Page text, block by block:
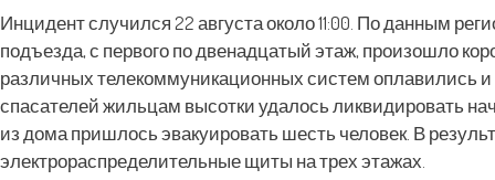
Инцидент случился 22 августа около 11:00. По данным
подъезда, с первого по двенадцатый этаж, произошло
различных телекоммуникационных систем оплавились
спасателей жильцам высотки удалось ликвидировать
из дома пришлось эвакуировать шесть человек. В
электрораспределительные щиты на трех этажах.